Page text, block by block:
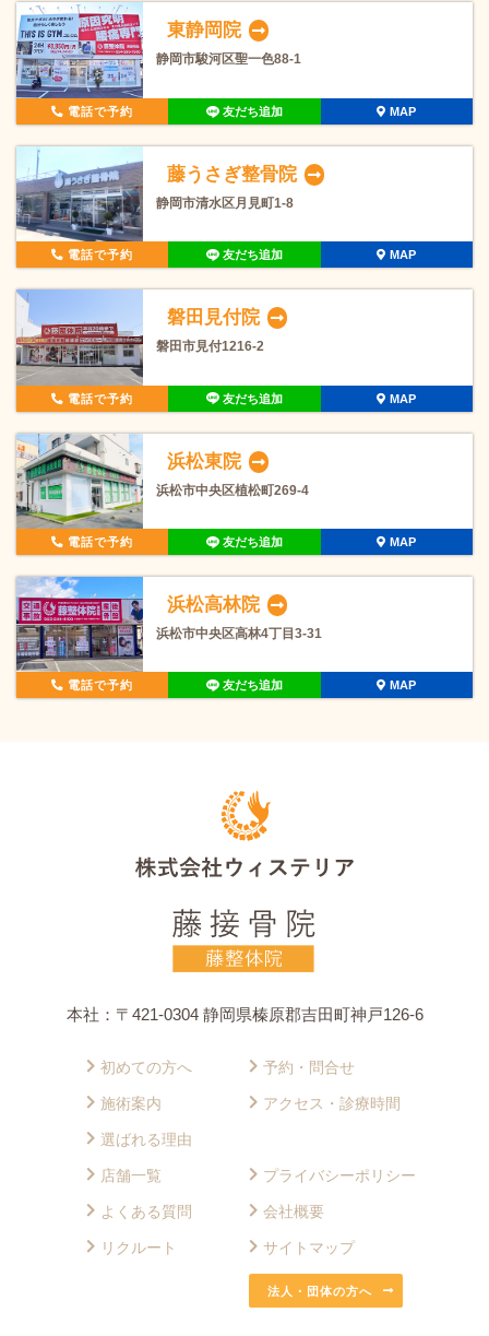
東静岡院
静岡市駿河区聖一色88-1
電話で予約 友だち追加 MAP
藤うさぎ整骨院
静岡市清水区月見町1-8
電話で予約 友だち追加 MAP
磐田見付院
磐田市見付1216-2
電話で予約 友だち追加 MAP
浜松東院
浜松市中央区植松町269-4
電話で予約 友だち追加 MAP
浜松高林院
浜松市中央区高林4丁目3-31
電話で予約 友だち追加 MAP
本社：〒421-0304 静岡県榛原郡吉田町神戸126-6
初めての方へ
施術案内
選ばれる理由
店舗一覧
よくある質問
リクルート
予約・問合せ
アクセス・診療時間
プライバシーポリシー
会社概要
サイトマップ
法人・団体の方へ